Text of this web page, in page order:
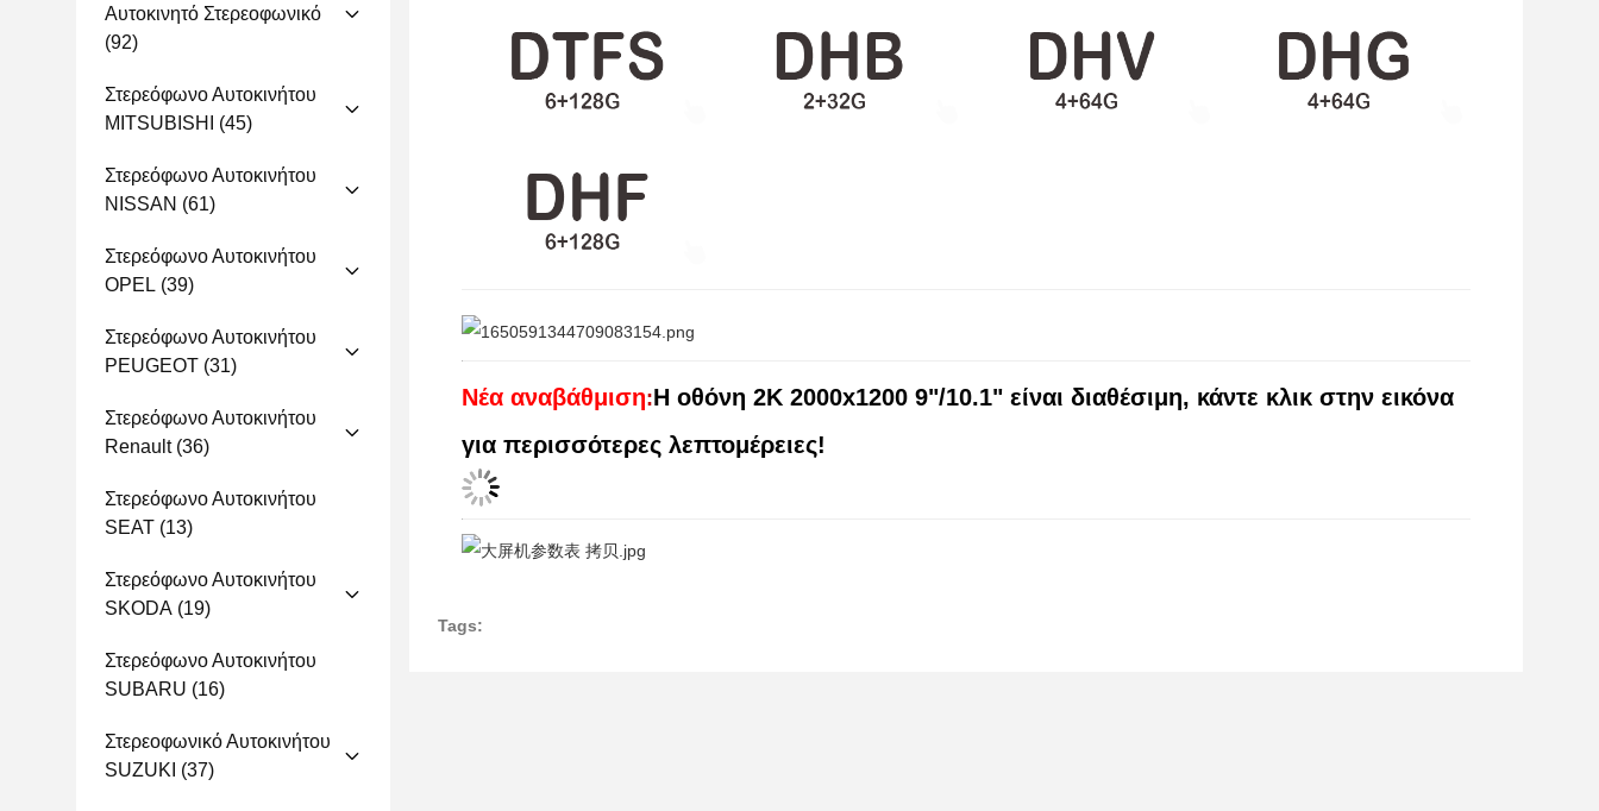
Αυτοκινητό Στερεοφωνικό
(92)
Στερεόφωνο Αυτοκινήτου
MITSUBISHI
(45)
Στερεόφωνο Αυτοκινήτου
NISSAN (61)
Στερεόφωνο Αυτοκινήτου
OPEL (39)
Στερεόφωνο Αυτοκινήτου
PEUGEOT (31)
Στερεόφωνο Αυτοκινήτου
Renault(36)
Στερεόφωνο Αυτοκινήτου
SEAT (13)
Στερεόφωνο Αυτοκινήτου
SKODA (19)
Στερεόφωνο Αυτοκινήτου
SUBARU (16)
Στερεοφωνικό Αυτοκινήτου
SUZUKI (37)
Νέα αναβάθμιση:Η οθόνη 2K 2000x1200 9"/10.1" είναι διαθέσιμη, κάντε κλικ στην εικόνα
για περισσότερες λεπτομέρειες!
Tags: